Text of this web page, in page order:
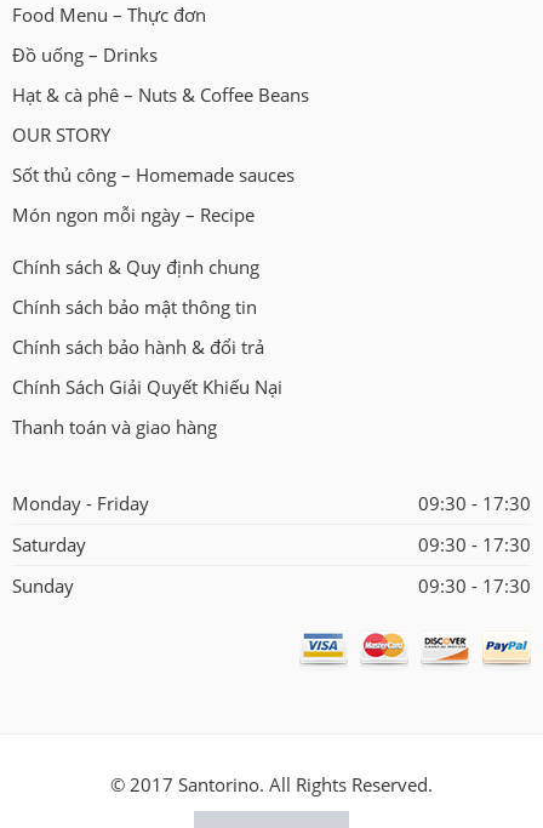
Food Menu – Thực đơn
Đồ uống – Drinks
Hạt & cà phê – Nuts & Coffee Beans
OUR STORY
Sốt thủ công – Homemade sauces
Món ngon mỗi ngày – Recipe
Chính sách & Quy định chung
Chính sách bảo mật thông tin
Chính sách bảo hành & đổi trả
Chính Sách Giải Quyết Khiếu Nại
Thanh toán và giao hàng
Monday - Friday
09:30 - 17:30
Saturday
09:30 - 17:30
Sunday
09:30 - 17:30
© 2017 Santorino. All Rights Reserved.